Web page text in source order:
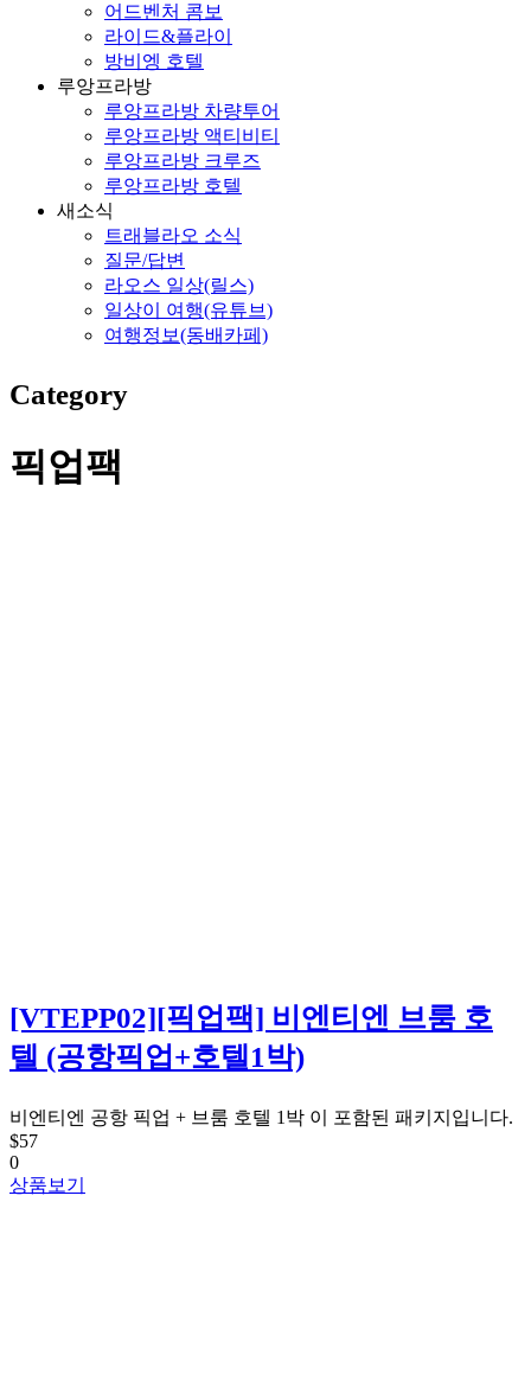
어드벤처 콤보
라이드&플라이
방비엥 호텔
루앙프라방
루앙프라방 차량투어
루앙프라방 액티비티
루앙프라방 크루즈
루앙프라방 호텔
새소식
트래블라오 소식
질문/답변
라오스 일상(릴스)
일상이 여행(유튜브)
여행정보(동배카페)
Category
픽업팩
[VTEPP02][픽업팩] 비엔티엔 브룸 호
텔 (공항픽업+호텔1박)
비엔티엔 공항 픽업 + 브룸 호텔 1박 이 포함된 패키지입니다.
$57
0
상품보기